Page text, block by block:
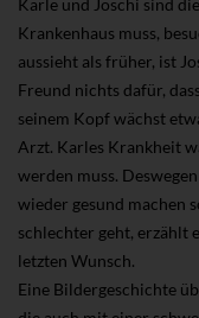
Karle und Joschi sind
Krankenhaus muss,
aussieht als früher, ist
Freund nichts dafür,
seinem Kopf wächst
Arzt. Karles Krankheit
werden muss.
wieder gesund machen
schlechter geht, erzählt
letzten Wunsch.
Eine Bildergeschichte